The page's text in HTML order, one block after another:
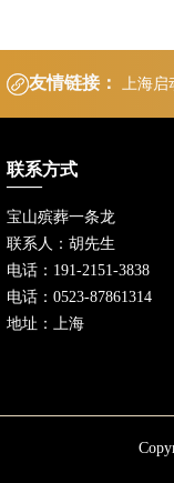
友情链接： 上海
联系方式
宝山殡葬一条龙
联系人：胡先生
电话：191-2151-3838
电话：0523-87861314
地址：上海